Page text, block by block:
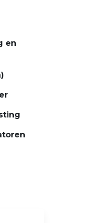
en